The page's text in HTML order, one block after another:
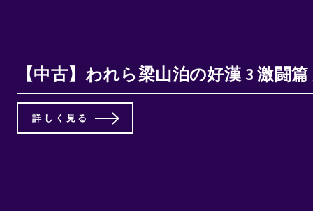
【中古】われら梁山泊の好漢 3 激闘
詳しく見る